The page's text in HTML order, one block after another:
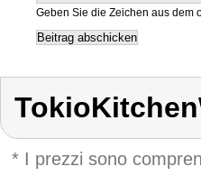
Geben Sie die Zeichen aus dem
* I prezzi sono